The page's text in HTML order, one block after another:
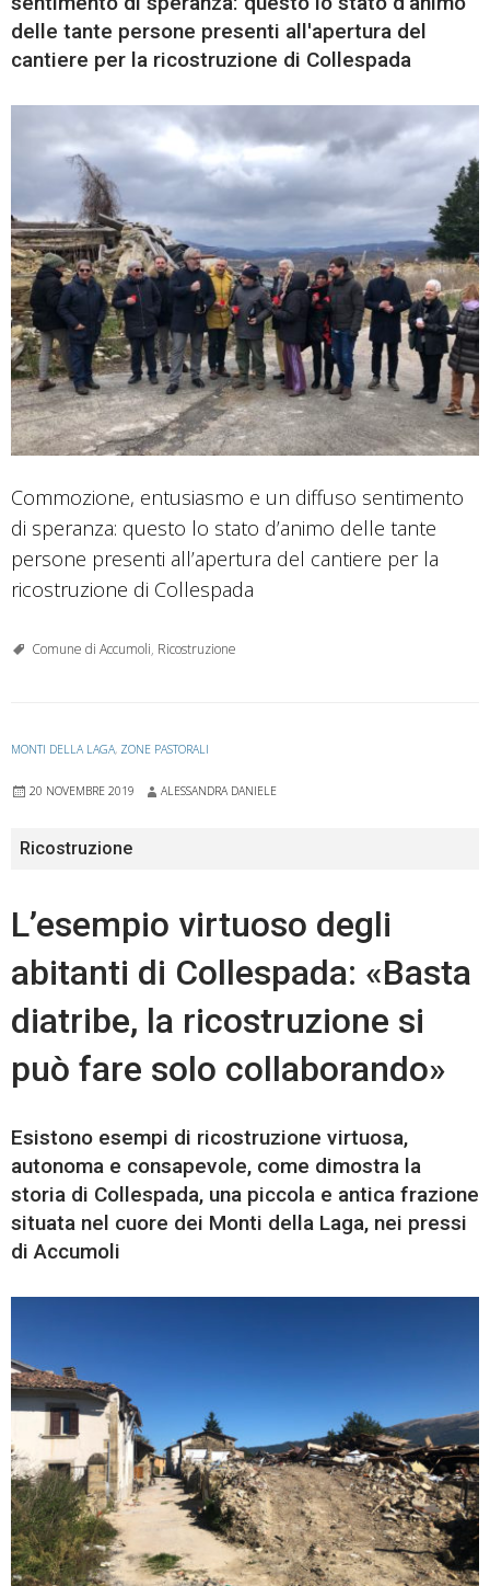
delle tante persone presenti all'apertura del
cantiere per la ricostruzione di Collespada
Commozione, entusiasmo e un diffuso sentimento
di speranza: questo lo stato d’animo delle tante
persone presenti all’apertura del cantiere per la
ricostruzione di Collespada
Comune di Accumoli, Ricostruzione
MONTI DELLA LAGA, ZONE PASTORALI
20 NOVEMBRE 2019 ALESSANDRA DANIELE
Ricostruzione
L’esempio virtuoso degli
abitanti di Collespada: «Basta
diatribe, la ricostruzione si
può fare solo collaborando»
Esistono esempi di ricostruzione virtuosa,
autonoma e consapevole, come dimostra la
storia di Collespada, una piccola e antica frazione
situata nel cuore dei Monti della Laga, nei pressi
di Accumoli